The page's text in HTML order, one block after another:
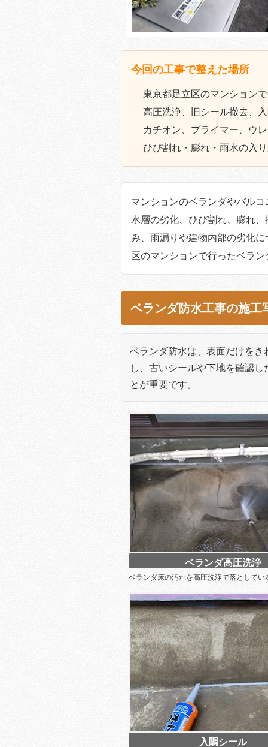
今回の工事で整えた場所
東京都足立区のマンション
高圧洗浄、旧シール撤去、
カチオン、プライマー、ウ
ひび割れ・膨れ・雨水の入
マンションのベランダやバル
水層の劣化、ひび割れ、膨れ
み、雨漏りや建物内部の劣化
区のマンションで行ったベラ
ベランダ防水工事の施工
ベランダ防水は、表面だけを
し、古いシールや下地を確認
とが重要です。
ベランダ高圧洗浄
ベランダ床の汚れを高圧洗浄で落としてい
入隅シール